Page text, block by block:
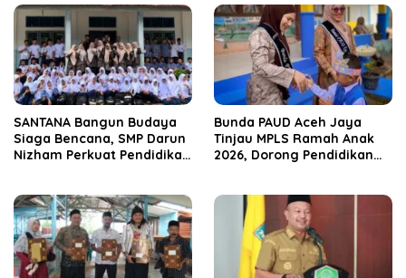
SANTANA Bangun Budaya
Siaga Bencana, SMP Darun
Nizham Perkuat Pendidikan
Bunda PAUD Aceh Jaya
Tinjau MPLS Ramah Anak
2026, Dorong Pendidikan